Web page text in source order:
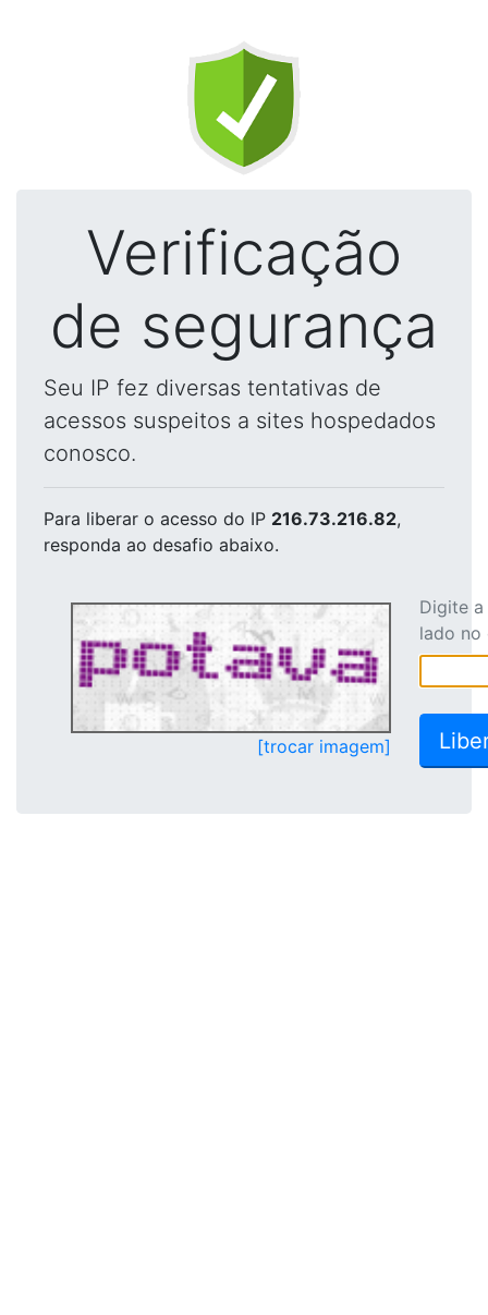
Verificação
de segurança
Seu IP fez diversas tentativas de
acessos suspeitos a sites hospedados
conosco.
Para liberar o acesso do IP 216.73.216.82,
responda ao desafio abaixo.
[trocar imagem]
Digite
lado no